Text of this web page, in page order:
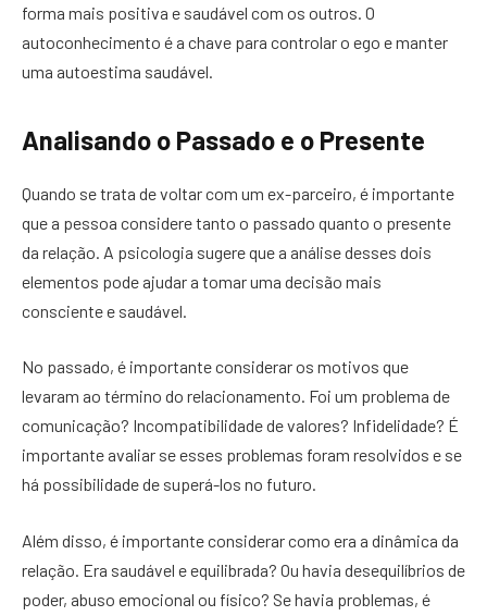
forma mais positiva e saudável com os outros. O
autoconhecimento é a chave para controlar o ego e manter
uma autoestima saudável.
Analisando o Passado e o Presente
Quando se trata de voltar com um ex-parceiro, é importante
que a pessoa considere tanto o passado quanto o presente
da relação. A psicologia sugere que a análise desses dois
elementos pode ajudar a tomar uma decisão mais
consciente e saudável.
No passado, é importante considerar os motivos que
levaram ao término do relacionamento. Foi um problema de
comunicação? Incompatibilidade de valores? Infidelidade? É
importante avaliar se esses problemas foram resolvidos e se
há possibilidade de superá-los no futuro.
Além disso, é importante considerar como era a dinâmica da
relação. Era saudável e equilibrada? Ou havia desequilíbrios de
poder, abuso emocional ou físico? Se havia problemas, é